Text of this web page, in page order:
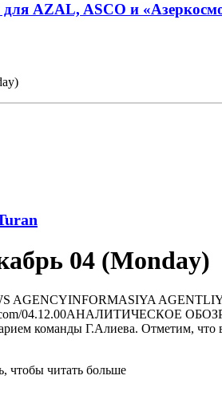
AZAL, ASCO и
04 (Monday)
команды Г.Алиева.
чтобы читать больше